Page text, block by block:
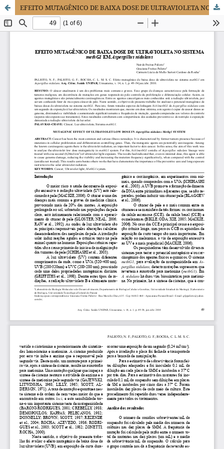
EFEITO MUTAGÊNICO DE BAIXA DOSE DE ULTRAVIOLETA NO SISTEMA methG1 EM Aspergillus nidulans